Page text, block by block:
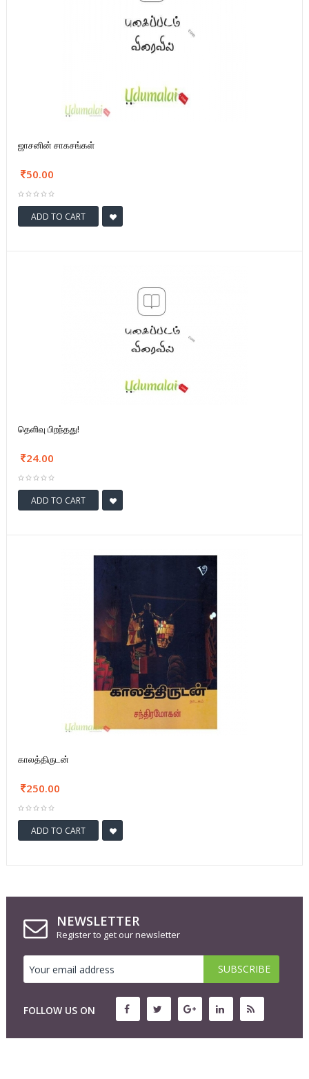
ஜாசனின் சாகசங்கள்
50.00
ADD TO CART
தெளிவு பிறந்தது!
24.00
ADD TO CART
காலத்திருடன்
250.00
ADD TO CART
NEWSLETTER
Register to get our newsletter
FOLLOW US ON